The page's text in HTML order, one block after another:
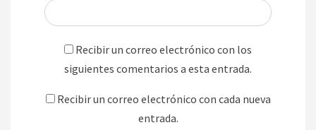
Recibir un correo electrónico con los
siguientes comentarios a esta entrada.
Recibir un correo electrónico con cada nueva
entrada.